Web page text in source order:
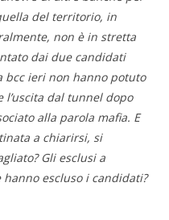
del territorio, in
non è in stretta
dai due candidati
bcc ieri non hanno potuto
l’uscita dal tunnel dopo
alla parola mafia. E
a chiarirsi, si
Gli esclusi a
escluso i candidati?